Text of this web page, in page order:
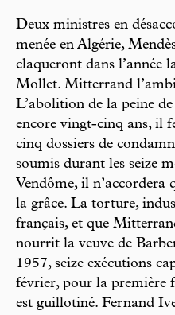
Deux ministres en
menée en Algérie,
claqueront dans l’année
Mollet. Mitterrand
L’abolition de la peine
encore vingt-cinq ans, il
cinq dossiers de
soumis durant les seize
Vendôme, il n’accordera
la grâce. La torture,
français, et que
nourrit la veuve de
1957, seize exécutions
février, pour la première
est guillotiné. Fernand